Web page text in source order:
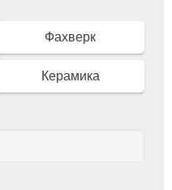
Фахверк
Керамика